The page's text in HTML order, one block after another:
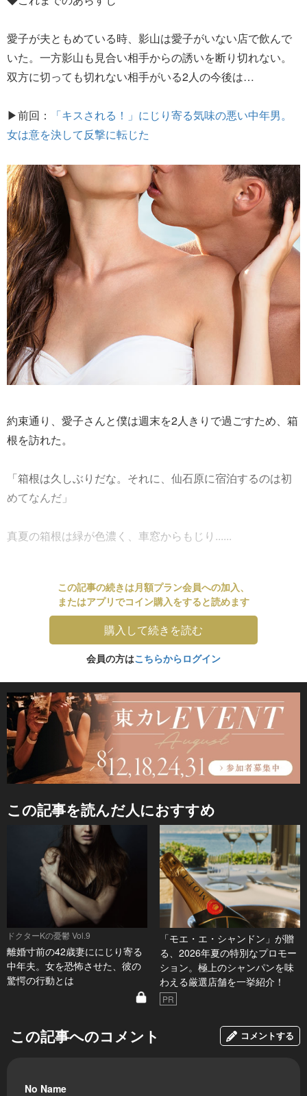
愛子が夫ともめている時、影山は愛子がいない店で飲んで
いた。一方影山も見合い相手からの誘いを断り切れない。
双方に切っても切れない相手がいる2人の今後は…
▶︎前回：
「キスされる！」にじり寄る気味の悪い中年男。
女は意を決して反撃に転じた
約束通り、愛子さんと僕は週末を2人きりで過ごすため、箱
根を訪れた。
「箱根は久しぶりだな。それに、仙石原に宿泊するのは初
めてなんだ」
真夏の箱根は緑が色濃く、車窓からもじり......
この記事の続きは月額プラン会員への加入、
またはアプリでコイン購入をすると読めます
購入して続きを読む
会員の方はこちらからログイン
この記事を読んだ人におすすめ
ドクターKの憂鬱 Vol.9
離婚寸前の42歳妻ににじり寄る
中年夫。女を恐怖させた、彼の
驚愕の行動とは
「モエ・エ・シャンドン」が贈
る、2026年夏の特別なプロモー
ション。極上のシャンパンを味
わえる厳選店舗を一挙紹介！
PR
この記事へのコメント コメントする
No Name